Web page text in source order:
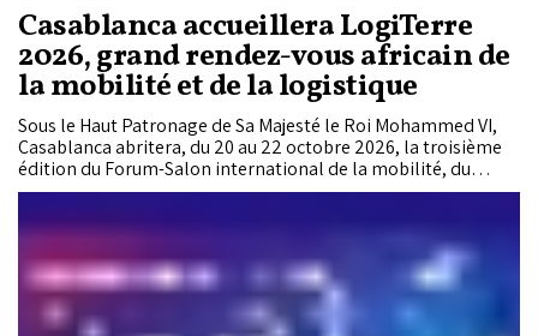
Casablanca accueillera LogiTerre
2026, grand rendez-vous africain de
la mobilité et de la logistique
Sous le Haut Patronage de Sa Majesté le Roi Mohammed VI,
Casablanca abritera, du 20 au 22 octobre 2026, la troisième
édition du Forum-Salon international de la mobilité, du
transport et de la logistique LogiTerre 2026, un événement
des grands enjeux du développement des infrastructures et
de l'intégration économique du continent.